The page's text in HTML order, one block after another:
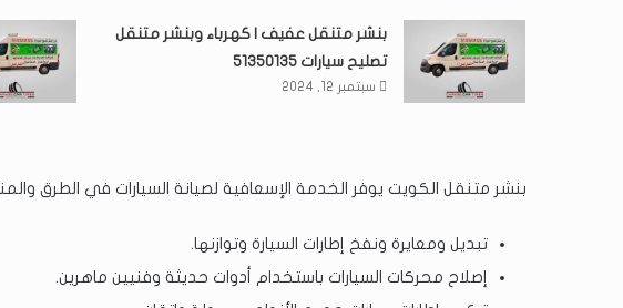
بنشر متنقل عفيف | كهرباء وبنشر متنقل
تصليح سيارات 51350135
سبتمبر 12, 2024
بنشر متنقل الكويت يوفر الخدمة الإسعافية لصيانة السيارات في الطرق
تبديل ومعايرة ونفخ إطارات السيارة وتوازنها.
إصلاح محركات السيارات باستخدام أدوات حديثة وفنيين ماهرين.